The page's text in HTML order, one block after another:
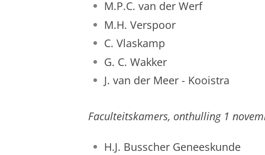
M.P.C. van der Werf
M.H. Verspoor
C. Vlaskamp
G. C. Wakker
J. van der Meer - Kooistra
Faculteitskamers, onthulling 1
H.J. Busscher Geneeskunde